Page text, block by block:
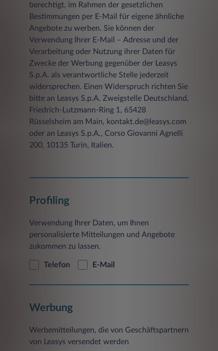
berechtigt, im Rahmen der gesetzlichen
Bestimmungen per E-Mail für eigene ähnliche
Angebote zu werben. Sie können der
Verwendung Ihrer E-Mail – Adresse und der
Verarbeitung oder Nutzung ihrer Daten für
Zwecke der Werbung gegenüber der Leasys
S.p.A. als verantwortliche Stelle jederzeit
widersprechen. Einen Widerspruch richten Sie
bitte an Leasys S.p.A. Zweigstelle Deutschland,
Friedrich-Lutzmann-Ring 1, 65428
Rüsselsheim am Main, kontakt.de@leasys.com
oder an Leasys S.p.A., Corso Giovanni Agnelli
200, 10135 Turin, Italien.
Profiling
Verwendung Ihrer Daten, um Ihnen
personalisierte Mitteilungen und Angebote
zukommen zu lassen.
Telefon E-Mail
Werbung
Werbemitteilungen, die von Geschäftspartnern
von Leasys versendet werden